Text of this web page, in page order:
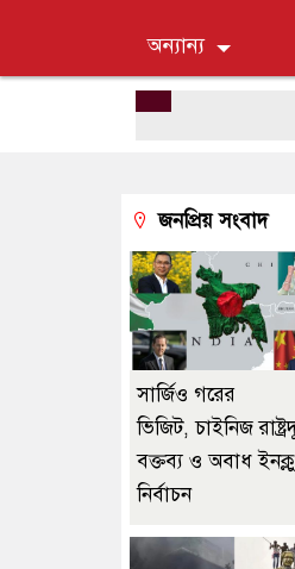
অন্যান্য
জনপ্রিয় সংবাদ
সার্জিও গরের
ভিজিট, চাইনিজ
বক্তব্য ও অবাধ
নির্বাচন